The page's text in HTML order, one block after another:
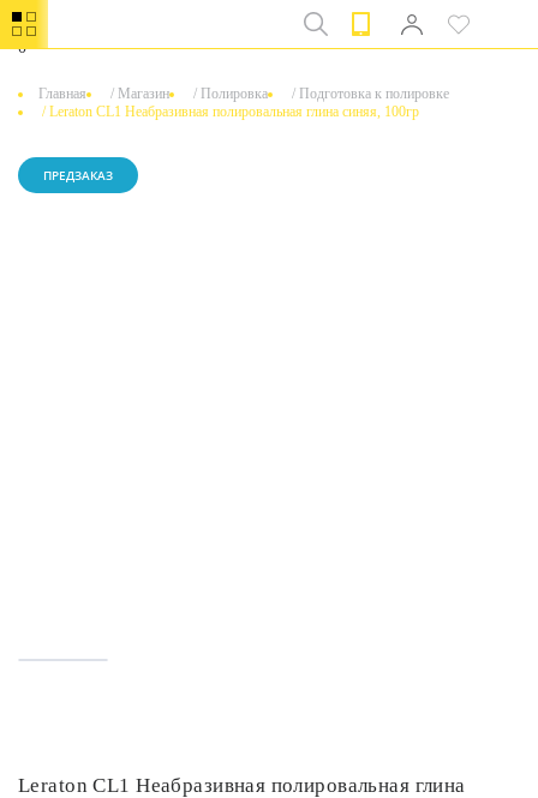
0
Главная / Магазин / Полировка / Подготовка к полировке
/Leraton CL1 Неабразивная полировальная глина синяя, 100гр
ПРЕДЗАКАЗ
Leraton CL1 Неабразивная полировальная глина